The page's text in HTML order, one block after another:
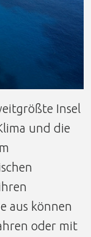
Insel
und die
aus können
oder mit